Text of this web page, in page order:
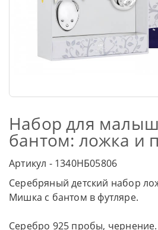
Набор для
бантом: ложка и
Артикул - 1340НБ05806
Серебряный детский набор
Мишка с бантом в футляре.
Серебро 925 пробы, чернение.